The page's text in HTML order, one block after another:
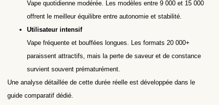
Vape quotidienne modérée. Les modèles entre 9 000 et 15 000
offrent le meilleur équilibre entre autonomie et stabilité.
Utilisateur intensif
Vape fréquente et bouffées longues. Les formats 20 000+
paraissent attractifs, mais la perte de saveur et de constance
survient souvent prématurément.
Une analyse détaillée de cette durée réelle est développée dans le
guide comparatif dédié.